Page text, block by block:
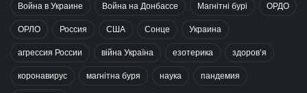
Война в Украине Война на Донбассе Магнітні бурі ОРДО
ОРЛО Россия США Сонце Украина
агрессия России війна Україна езотерика здоров’я
коронавирус магнітна буря наука пандемия